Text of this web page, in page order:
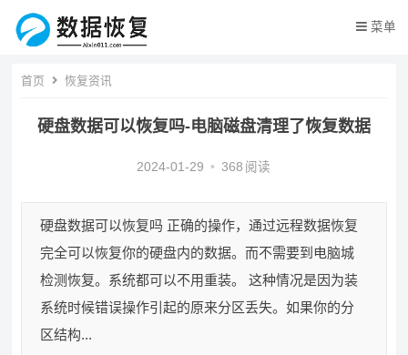
菜单
首页 恢复资讯
硬盘数据可以恢复吗-电脑磁盘清理了恢复数据
2024-01-29 • 368 阅读
硬盘数据可以恢复吗 正确的操作，通过远程数据恢复
完全可以恢复你的硬盘内的数据。而不需要到电脑城
检测恢复。系统都可以不用重装。 这种情况是因为装
系统时候错误操作引起的原来分区丢失。如果你的分
区结构...